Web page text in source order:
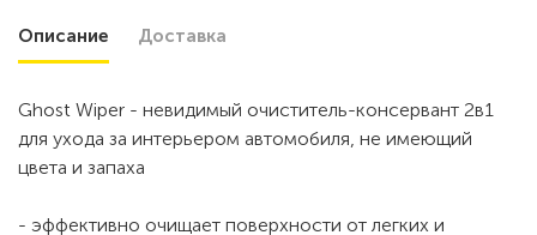
Описание Доставка
Ghost Wiper - невидимый очиститель-консервант 2в1
для ухода за интерьером автомобиля, не имеющий
цвета и запаха
- эффективно очищает поверхности от легких и